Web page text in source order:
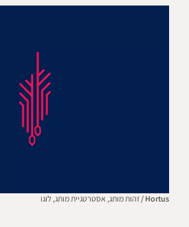
Hortus / זהות מותג, אסטרטגיית מותג, לוגו